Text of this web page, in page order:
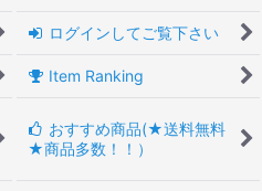
ログインしてご覧下さい
Item Ranking
おすすめ商品(★送料無料
★商品多数！！）